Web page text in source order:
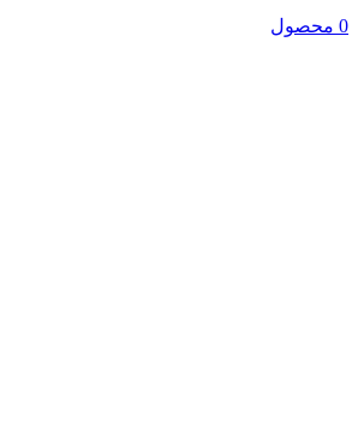
0 محصول